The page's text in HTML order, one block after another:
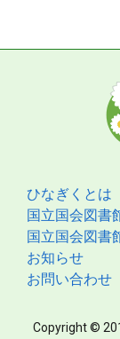
ひなぎくとは
国立国会図書
国立国会図書
お知らせ
お問い合わせ
Copyright ©